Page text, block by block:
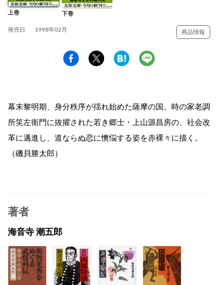
上巻 下巻
発売日 1998年02月 商品情報
幕末黎明期、身分秩序が揺れ始めた薩摩の国。時の家老調
所笑左衛門に抜擢された若き郷士・上山源昌房の、社会改
革に邁進し、道ならぬ恋に懊悩する姿を赤裸々に描く。
（磯貝勝太郎）
著者
海音寺 潮五郎